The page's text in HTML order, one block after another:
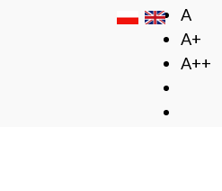
A
A+
A++